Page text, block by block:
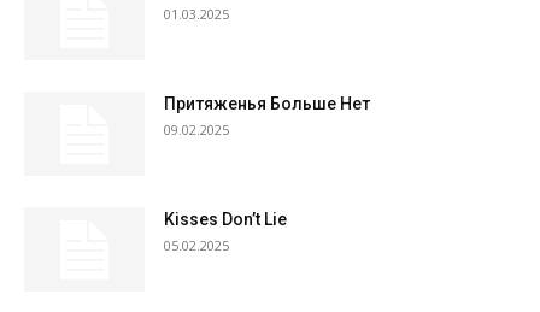
01.03.2025
Притяженья Больше Нет
09.02.2025
Kisses Don’t Lie
05.02.2025